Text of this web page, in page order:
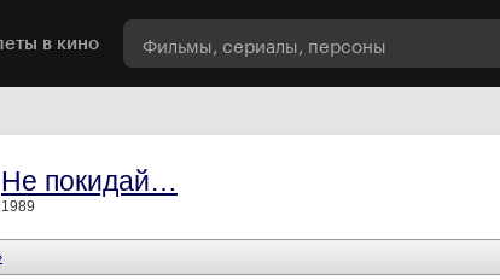
в кино
Не покидай…
1989